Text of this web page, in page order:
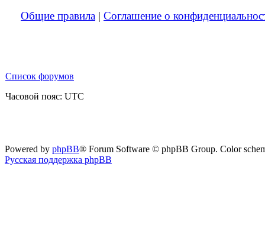
Общие правила | Соглашение о
Список форумов
Часовой пояс: UTC
Powered by phpBB® Forum Software © phpBB Group. Color
Русская поддержка phpBB